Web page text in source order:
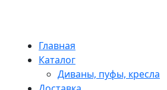
Главная
Каталог
Диваны, пуфы, кресла